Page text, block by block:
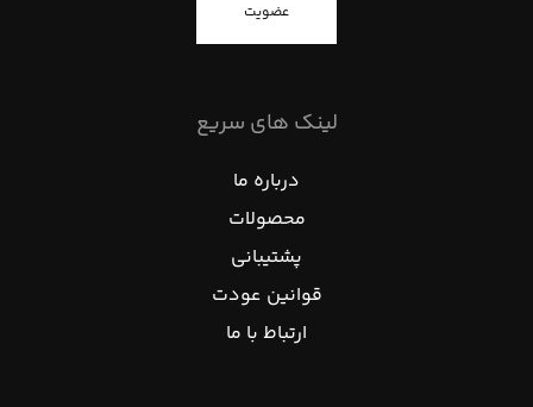
عضویت
لینک های سریع
درباره ما
محصولات
پشتیبانی
قوانین عودت
ارتباط با ما